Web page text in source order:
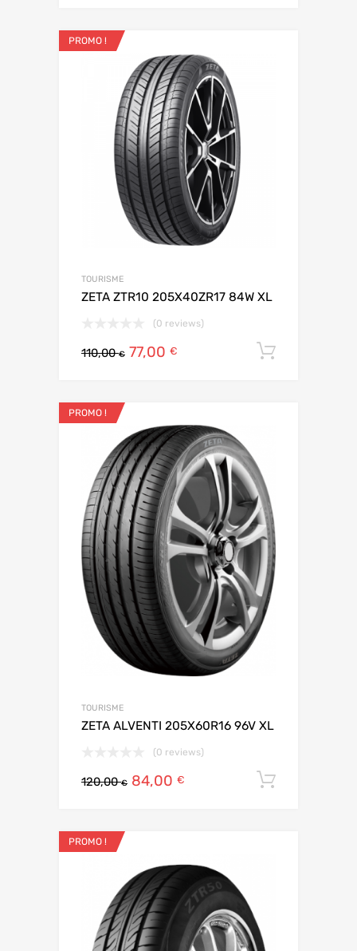
PROMO !
TOURISME
ZETA ZTR10 205X40ZR17 84W XL
(0 reviews)
110,00€ 77,00 €
PROMO !
TOURISME
ZETA ALVENTI 205X60R16 96V XL
(0 reviews)
120,00€ 84,00 €
PROMO !